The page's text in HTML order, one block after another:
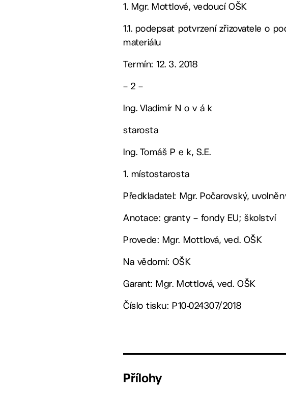
1. Mgr. Mottlové, vedoucí OŠK
1.1. podepsat potvrzení zřizovatele o
materiálu
Termín: 12. 3. 2018
– 2 –
Ing. Vladimír N o v á k
starosta
Ing. Tomáš P e k, S.E.
1. místostarosta
Předkladatel: Mgr. Počarovský,
Anotace: granty – fondy EU; školství
Provede: Mgr. Mottlová, ved. OŠK
Na vědomí: OŠK
Garant: Mgr. Mottlová, ved. OŠK
Číslo tisku: P10-024307/2018
Přílohy